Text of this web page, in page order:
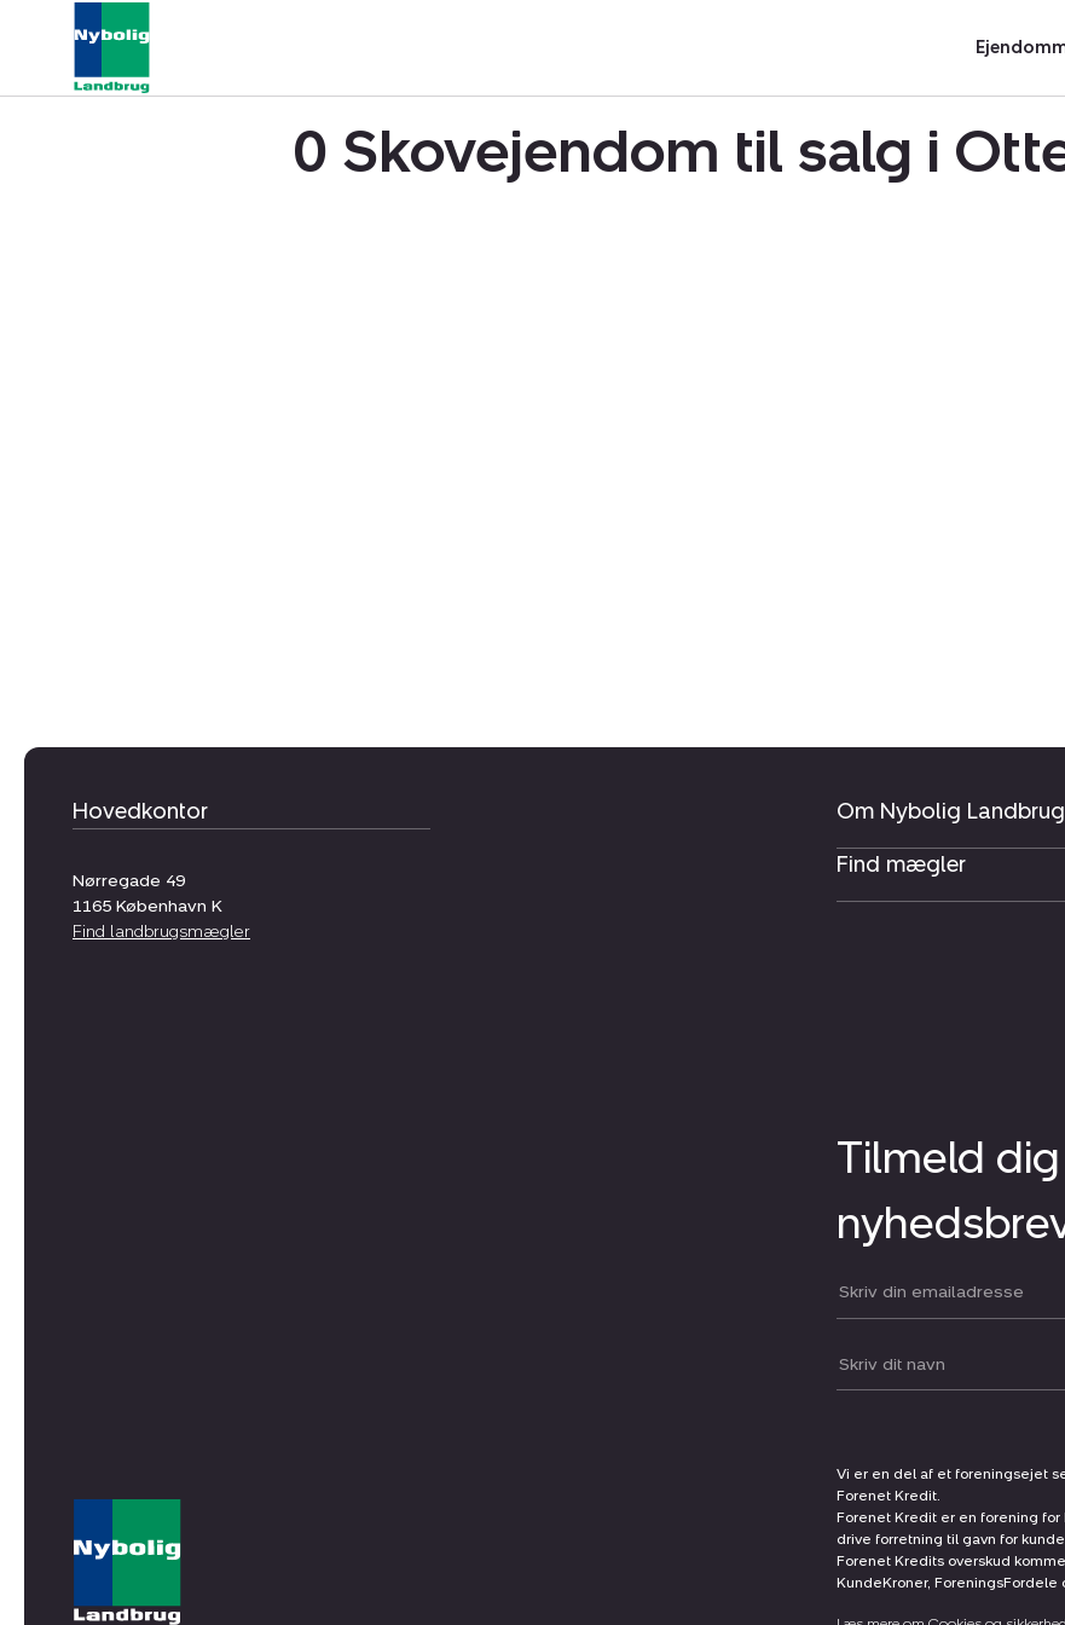
0 Skovejendom til salg i
Hovedkontor
Nørregade 49
1165 København K
Find landbrugsmægler
Om Nybolig Landbrug
Find mægler
Tilmeld
Din email:
Dit navn:
Vi er en del af et foreningsejet
Forenet Kredit.
Forenet Kredit er en forening
drive forretning til gavn for
Forenet Kredits overskud
KundeKroner, ForeningsFordele